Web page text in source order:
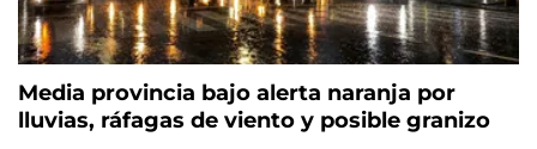
Media provincia bajo alerta naranja por
lluvias, ráfagas de viento y posible granizo